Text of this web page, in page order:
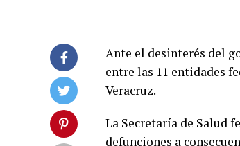
Ante el desinterés del
entre las 11 entidades
Veracruz.
La Secretaría de Salud
defunciones a